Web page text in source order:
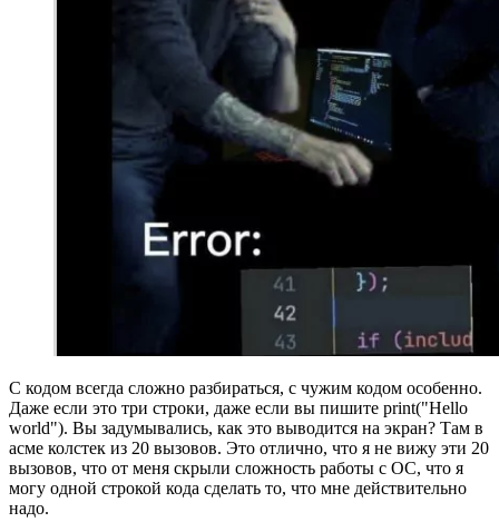
С кодом всегда сложно разбираться, с чужим кодом особенно.
Даже если это три строки, даже если вы пишите print("Hello
world"). Вы задумывались, как это выводится на экран? Там в
асме колстек из 20 вызовов. Это отлично, что я не вижу эти 20
вызовов, что от меня скрыли сложность работы с ОС, что я
могу одной строкой кода сделать то, что мне действительно
надо.